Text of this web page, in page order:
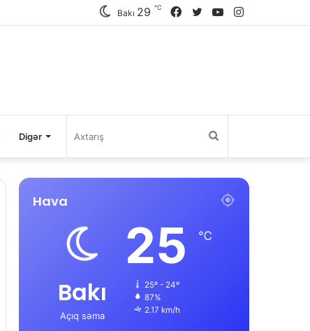
YouTube
Twitter
Facebook
Bakı 29 ℃
Digər Axtarış
Hava
Bakı
Açıq səma
25 ℃
25º - 24º
87%
2.17 km/h